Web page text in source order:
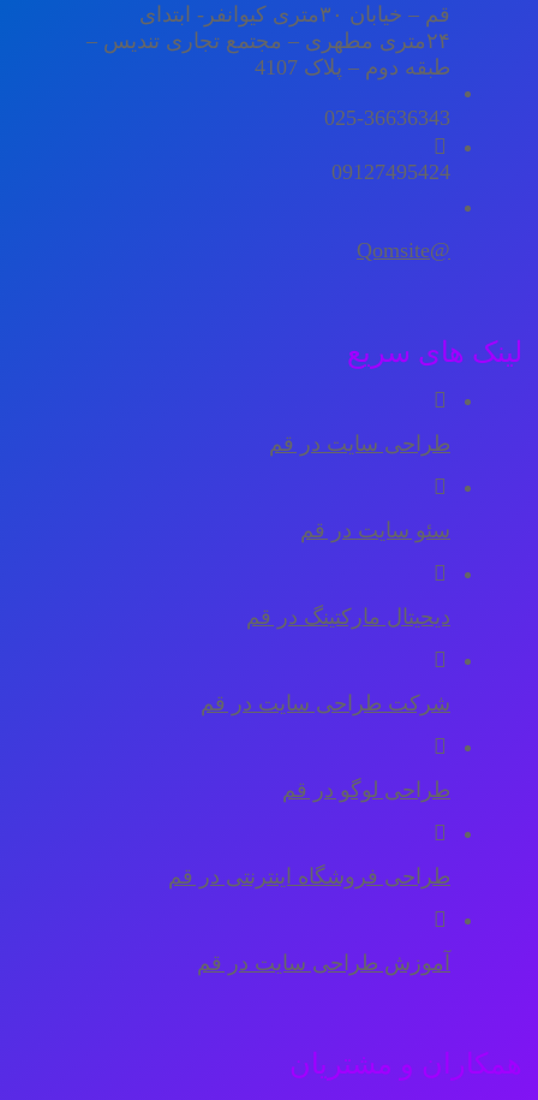
قم – خیابان ۳۰متری کیوانفر- ابتدای
۲۴متری مطهری – مجتمع تجاری تندیس –
طبقه دوم – پلاک 4107
025-36636343
09127495424
@Qomsite
لینک های سریع
طراحی سایت در قم
سئو سایت در قم
دیحیتال مارکتینگ در قم
شرکت طراحی سایت در قم
طراحی لوگو در قم
طراحی فروشگاه اینترنتی در قم
آموزش طراحی سایت در قم
همکاران و مشتریان